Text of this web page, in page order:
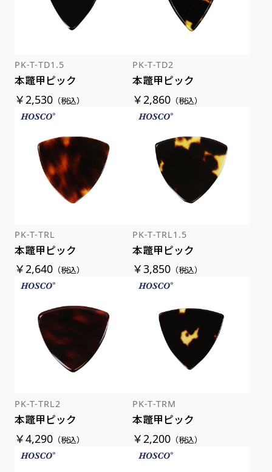
PK-T-TD1.5
本鼈甲ピック
￥2,530（税込）
PK-T-TD2
本鼈甲ピック
￥2,860 （税込）
PK-T-TRL
本鼈甲ピック
￥2,640（税込）
PK-T-TRL1.5
本鼈甲ピック
￥3,850 （税込）
PK-T-TRL2
本鼈甲ピック
￥4,290（税込）
PK-T-TRM
本鼈甲ピック
￥2,200 （税込）